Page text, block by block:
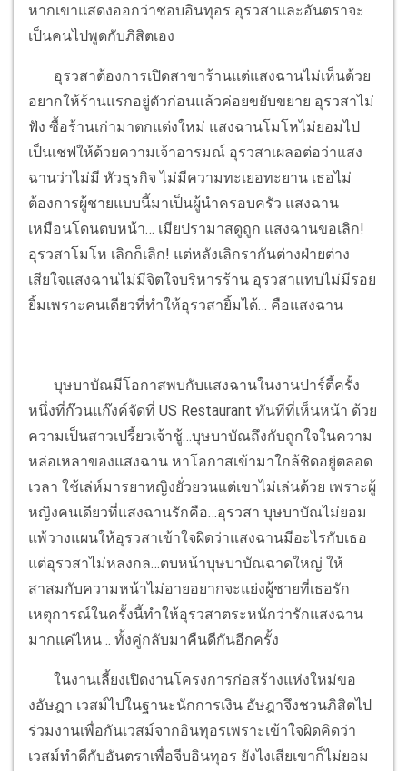
หากเขาแสดงออกว่าชอบอินทุอร อุรวสาและอันตราจะ
เป็นคนไปพูดกับภิสิตเอง
อุรวสาต้องการเปิดสาขาร้านแต่แสงฉานไม่เห็นด้วย
อยากให้ร้านแรกอยู่ตัวก่อนแล้วค่อยขยับขยาย อุรวสาไม่
ฟัง ซื้อร้านเก่ามาตกแต่งใหม่ แสงฉานโมโหไม่ยอมไป
เป็นเชฟให้ด้วยความเจ้าอารมณ์ อุรวสาเผลอต่อว่าแสง
ฉานว่าไม่มี หัวธุรกิจ ไม่มีความทะเยอทะยาน เธอไม่
ต้องการผู้ชายแบบนี้มาเป็นผู้นำครอบครัว แสงฉาน
เหมือนโดนตบหน้า… เมียปรามาสดูถูก แสงฉานขอเลิก!
อุรวสาโมโห เลิกก็เลิก! แต่หลังเลิกรากันต่างฝ่ายต่าง
เสียใจแสงฉานไม่มีจิตใจบริหารร้าน อุรวสาแทบไม่มีรอย
ยิ้มเพราะคนเดียวที่ทำให้อุรวสายิ้มได้… คือแสงฉาน
บุษบาบัณมีโอกาสพบกับแสงฉานในงานปาร์ตี้ครั้ง
หนึ่งที่ก๊วนแก๊งค์จัดที่ US Restaurant ทันทีที่เห็นหน้า ด้วย
ความเป็นสาวเปรี้ยวเจ้าชู้…บุษบาบัณถึงกับถูกใจในความ
หล่อเหลาของแสงฉาน หาโอกาสเข้ามาใกล้ชิดอยู่ตลอด
เวลา ใช้เล่ห์มารยาหญิงยั่วยวนแต่เขาไม่เล่นด้วย เพราะผู้
หญิงคนเดียวที่แสงฉานรักคือ…อุรวสา บุษบาบัณไม่ยอม
แพ้วางแผนให้อุรวสาเข้าใจผิดว่าแสงฉานมีอะไรกับเธอ
แต่อุรวสาไม่หลงกล…ตบหน้าบุษบาบัณฉาดใหญ่ ให้
สาสมกับความหน้าไม่อายอยากจะแย่งผู้ชายที่เธอรัก
เหตุการณ์ในครั้งนี้ทำให้อุรวสาตระหนักว่ารักแสงฉาน
มากแค่ไหน .. ทั้งคู่กลับมาคืนดีกันอีกครั้ง
ในงานเลี้ยงเปิดงานโครงการก่อสร้างแห่งใหม่ขอ
งอัษฎา เวสม์ไปในฐานะนักการเงิน อัษฎาจึงชวนภิสิตไป
ร่วมงานเพื่อกันเวสม์จากอินทุอรเพราะเข้าใจผิดคิดว่า
เวสม์ทำดีกับอันตราเพื่อจีบอินทุอร ยังไงเสียเขาก็ไม่ยอม